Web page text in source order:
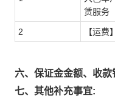
赁服务
2 【运费】
六、保证金金额、收
七、其他补充事宜: